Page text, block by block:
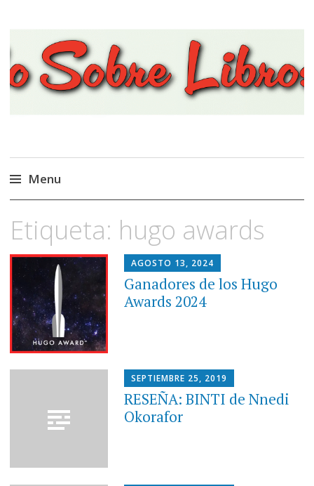
Viajando Sobre Libros
Menu
al
contenido
Etiqueta: hugo awards
AGOSTO 13, 2024
Ganadores de los Hugo
Awards 2024
SEPTIEMBRE 25, 2019
RESEÑA: BINTI de Nnedi
Okorafor